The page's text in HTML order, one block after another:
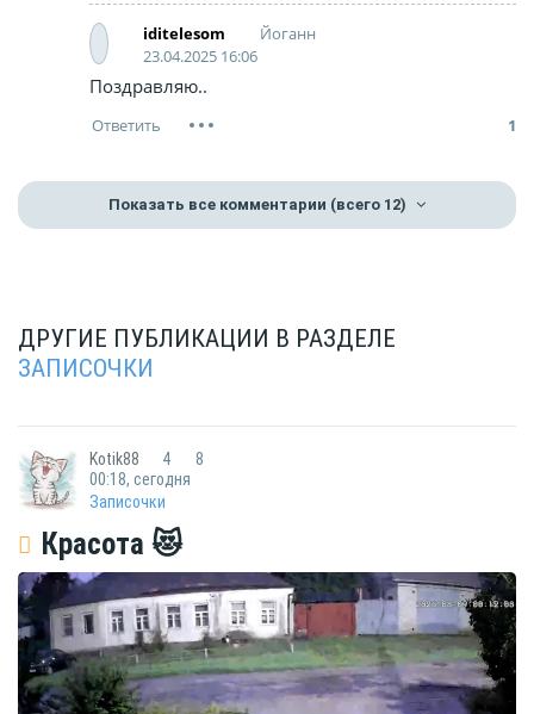
iditelesom
Йоганн
23.04.2025 16:06
Поздравляю..
1
Показать все комментарии (всего 12)
ДРУГИЕ ПУБЛИКАЦИИ В РАЗДЕЛЕ
ЗАПИСОЧКИ
Kotik88 4
8
00:18, сегодня
Записочки
Красота 😻